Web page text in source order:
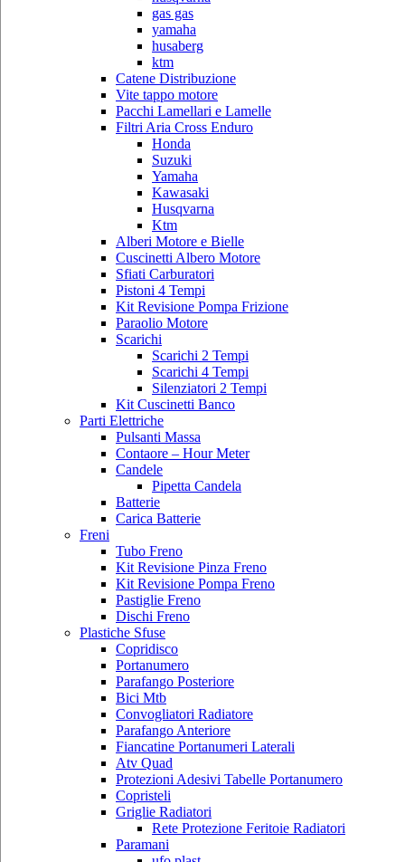
gas gas
yamaha
husaberg
ktm
Catene Distribuzione
Vite tappo motore
Pacchi Lamellari e Lamelle
Filtri Aria Cross Enduro
Honda
Suzuki
Yamaha
Kawasaki
Husqvarna
Ktm
Alberi Motore e Bielle
Cuscinetti Albero Motore
Sfiati Carburatori
Pistoni 4 Tempi
Kit Revisione Pompa Frizione
Paraolio Motore
Scarichi
Scarichi 2 Tempi
Scarichi 4 Tempi
Silenziatori 2 Tempi
Kit Cuscinetti Banco
Parti Elettriche
Pulsanti Massa
Contaore – Hour Meter
Candele
Pipetta Candela
Batterie
Carica Batterie
Freni
Tubo Freno
Kit Revisione Pinza Freno
Kit Revisione Pompa Freno
Pastiglie Freno
Dischi Freno
Plastiche Sfuse
Copridisco
Portanumero
Parafango Posteriore
Bici Mtb
Convogliatori Radiatore
Parafango Anteriore
Fiancatine Portanumeri Laterali
Atv Quad
Protezioni Adesivi Tabelle Portanumero
Copristeli
Griglie Radiatori
Rete Protezione Feritoie Radiatori
Paramani